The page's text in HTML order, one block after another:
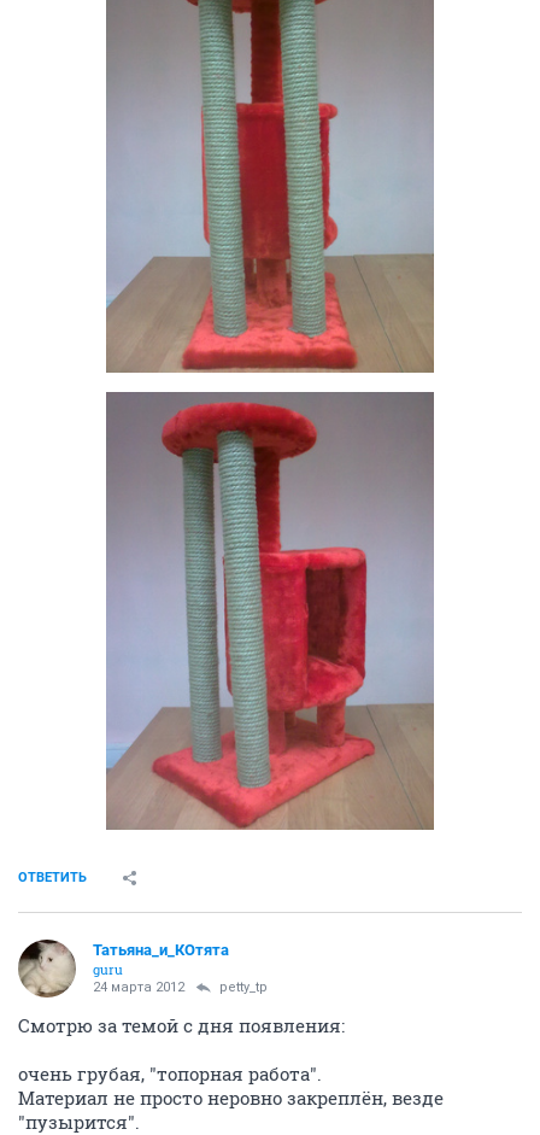
ОТВЕТИТЬ
Татьяна_и_КОтята
guru
24 марта 2012 petty_tp
Смотрю за темой с дня появления:
очень грубая, "топорная работа".
Материал не просто неровно закреплён, везде
"пузырится".